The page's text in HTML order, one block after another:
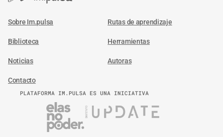
Sobre Im.pulsa Rutas de aprendizaje
Biblioteca Herramientas
Noticias Autoras
Contacto
PLATAFORMA IM.PULSA ES UNA INICIATIVA